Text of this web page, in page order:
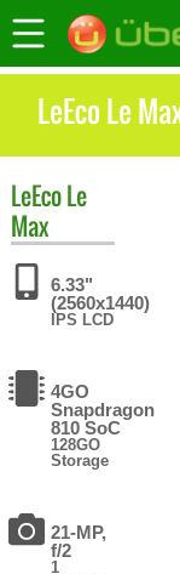
LeEco Le
LeEcoLe
Max
6.33"
(2560x1440)
IPS LCD
4GO
Snapdragon
810 SoC
128GO
Storage
21-MP,
f/2
1